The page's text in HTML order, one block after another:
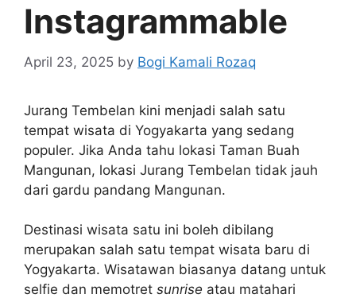
Instagrammable
April 23, 2025 by Bogi Kamali Rozaq
Jurang Tembelan kini menjadi salah satu
tempat wisata di Yogyakarta yang sedang
populer. Jika Anda tahu lokasi Taman Buah
Mangunan, lokasi Jurang Tembelan tidak jauh
dari gardu pandang Mangunan.
Destinasi wisata satu ini boleh dibilang
merupakan salah satu tempat wisata baru di
Yogyakarta. Wisatawan biasanya datang untuk
selfie dan memotret sunrise atau matahari